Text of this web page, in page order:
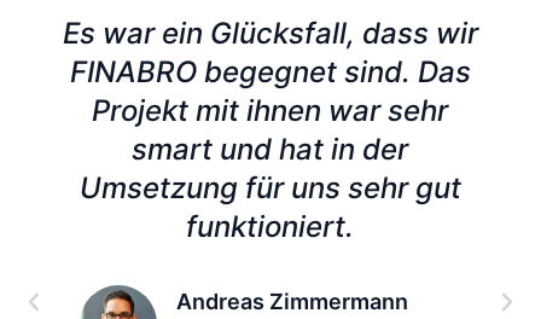
Andreas Zimmermann
Es war ein Glücksfall, dass wir
FINABRO begegnet sind. Das
Projekt mit ihnen war sehr
smart und hat in der
Umsetzung für uns sehr gut
funktioniert.